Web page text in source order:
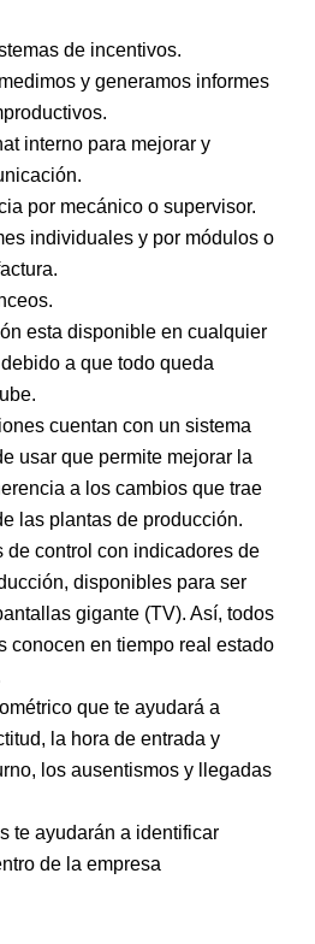
de incentivos.
y generamos informes
interno para mejorar y
por mecánico o supervisor.
individuales y por módulos o
esta disponible en cualquier
a que todo queda
cuentan con un sistema
usar que permite mejorar la
a los cambios que trae
las plantas de producción.
de control con indicadores de
disponibles para ser
gigante (TV). Así, todos
conocen en tiempo real estado
que te ayudará a
la hora de entrada y
los ausentismos y llegadas
te ayudarán a identificar
de la empresa